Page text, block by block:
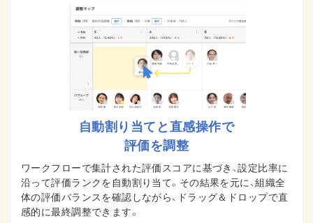
自動割り当てと直感操作で
評価を調整
ワークフローで集計された評価スコアに基づき、設定比率に
沿って評価ランクを自動割り当て。その結果を元に、組織全
体の評価バランスを確認しながら、ドラッグ＆ドロップで直
感的に最終調整できます。